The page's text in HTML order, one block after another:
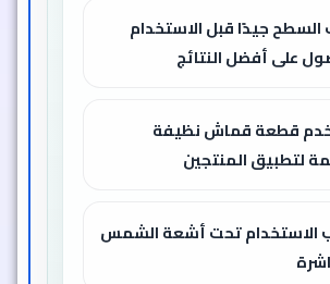
جيدًا قبل الاستخدام
على أفضل النتائج
قطعة قماش نظيفة
لتطبيق المنتجين
الاستخدام تحت أشعة الشمس